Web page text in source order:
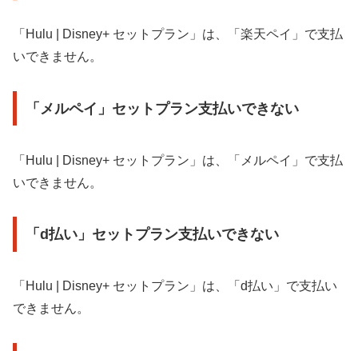
「Hulu | Disney+ セットプラン」は、「楽天ペイ」で支払
いできません。
「メルペイ」セットプラン支払いできない
「Hulu | Disney+ セットプラン」は、「メルペイ」で支払
いできません。
「d払い」セットプラン支払いできない
「Hulu | Disney+ セットプラン」は、「d払い」で支払い
できません。